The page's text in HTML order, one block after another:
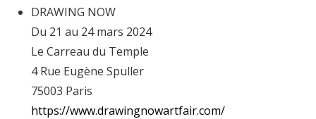
DRAWING NOW
Du 21 au 24 mars 2024
Le Carreau du Temple
4 Rue Eugène Spuller
75003 Paris
https://www.drawingnowartfair.com/